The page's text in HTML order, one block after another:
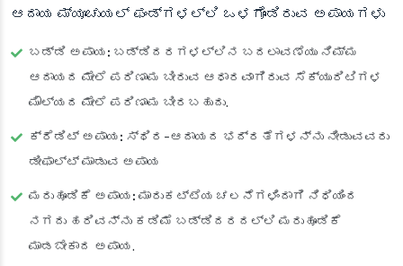
ಆದಾಯ ಮ್ಯೂಚುಯಲ್ ಫಂಡ್‌ಗಳಲ್ಲಿ ಒಳಗೊಂಡಿರುವ ಅಪಾಯಗಳು
ಬಡ್ಡಿ ಅಪಾಯ: ಬಡ್ಡಿದರಗಳಲ್ಲಿನ ಬದಲಾವಣೆಯು ನಿಮ್ಮ
ಆದಾಯದ ಮೇಲೆ ಪರಿಣಾಮ ಬೀರುವ ಆಧಾರವಾಗಿರುವ ಸೆಕ್ಯುರಿಟಿಗಳ
ಮೌಲ್ಯದ ಮೇಲೆ ಪರಿಣಾಮ ಬೀರಬಹುದು.
ಕ್ರೆಡಿಟ್ ಅಪಾಯ: ಸ್ಥಿರ-ಆದಾಯದ ಭದ್ರತೆಗಳನ್ನು ನೀಡುವವರು
ಡೀಫಾಲ್ಟ್ ಮಾಡುವ ಅಪಾಯ
ಮರುಹೂಡಿಕೆ ಅಪಾಯ: ಮಾರುಕಟ್ಟೆಯ ಚಲನೆಗಳಿಂದಾಗಿ ನಿಧಿಯಿಂದ
ನಗದು ಹರಿವನ್ನು ಕಡಿಮೆ ಬಡ್ಡಿದರದಲ್ಲಿ ಮರುಹೂಡಿಕೆ
ಮಾಡಬೇಕಾದ ಅಪಾಯ.